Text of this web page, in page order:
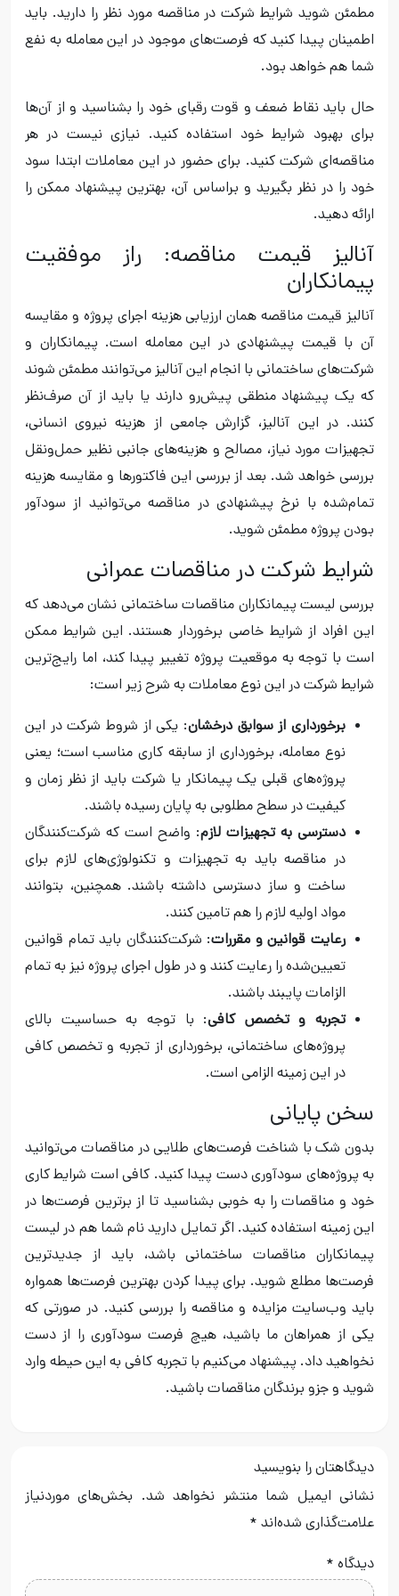
مطمئن شوید شرایط شرکت در مناقصه مورد نظر را دارید. باید
اطمینان پیدا کنید که فرصت‌های موجود در این معامله به نفع
شما هم خواهد بود.
حال باید نقاط ضعف و قوت رقبای خود را بشناسید و از آن‌ها
برای بهبود شرایط خود استفاده کنید. نیازی نیست در هر
مناقصه‌ای شرکت کنید. برای حضور در این معاملات ابتدا سود
خود را در نظر بگیرید و براساس آن، بهترین پیشنهاد ممکن را
ارائه دهید.
آنالیز قیمت مناقصه: راز موفقیت
پیمانکاران
آنالیز قیمت مناقصه همان ارزیابی هزینه اجرای پروژه و مقایسه
آن با قیمت پیشنهادی در این معامله است‌. پیمانکاران و
شرکت‌های ساختمانی با انجام این آنالیز می‌توانند مطمئن شوند
که یک پیشنهاد منطقی پیش‌رو دارند یا باید از آن صرف‌نظر
کنند. در این آنالیز، گزارش جامعی از هزینه نیروی انسانی،
تجهیزات مورد نیاز، مصالح و هزینه‌های جانبی نظیر حمل‌ونقل
بررسی خواهد شد. بعد از بررسی این فاکتورها و مقایسه هزینه
تمام‌شده با نرخ پیشنهادی در مناقصه می‌توانید از سودآور
بودن پروژه مطمئن شوید.
شرایط شرکت در مناقصات عمرانی
بررسی لیست پیمانکاران مناقصات ساختمانی نشان می‌دهد که
این افراد از شرایط خاصی برخوردار هستند. این شرایط ممکن
است با توجه به موقعیت پروژه تغییر پیدا کند، اما رایج‌ترین
شرایط شرکت در این نوع معاملات به شرح زیر است:
برخورداری از سوابق درخشان: یکی از شروط شرکت در این
نوع معامله، برخورداری از سابقه کاری مناسب است؛ یعنی
پروژه‌های قبلی یک پیمانکار یا شرکت باید از نظر زمان و
کیفیت در سطح مطلوبی به پایان رسیده باشند.
دسترسی به تجهیزات لازم: واضح است که شرکت‌کنندگان
در مناقصه باید به تجهیزات و تکنولوژی‌های لازم برای
ساخت و ساز دسترسی داشته باشند. همچنین، بتوانند
مواد اولیه لازم را هم تامین کنند.
رعایت قوانین و مقررات: شرکت‌کنندگان باید تمام قوانین
تعیین‌شده را رعایت کنند و در طول اجرای پروژه نیز به تمام
الزامات پایبند باشند.
تجربه و تخصص کافی: با توجه به حساسیت بالای
پروژه‌های ساختمانی، برخورداری از تجربه و تخصص کافی
در این زمینه الزامی است.
سخن پایانی
بدون شک با شناخت فرصت‌های طلایی در مناقصات می‌توانید
به پروژه‌های سودآوری دست پیدا کنید. کافی است شرایط کاری
خود و مناقصات را به خوبی بشناسید تا از برترین فرصت‌ها در
این زمینه استفاده کنید. اگر تمایل دارید نام شما هم در لیست
پیمانکاران مناقصات ساختمانی باشد، باید از جدیدترین
فرصت‌ها مطلع شوید. برای پیدا کردن بهترین فرصت‌ها همواره
باید وب‌سایت مزایده و مناقصه را بررسی کنید. در صورتی که
یکی از همراهان ما باشید، هیچ فرصت سودآوری را از دست
نخواهید داد. پیشنهاد می‌کنیم با تجربه کافی به این حیطه وارد
شوید و جزو برندگان مناقصات باشید.
دیدگاهتان را بنویسید
نشانی ایمیل شما منتشر نخواهد شد. بخش‌های موردنیاز
علامت‌گذاری شده‌اند *
دیدگاه *